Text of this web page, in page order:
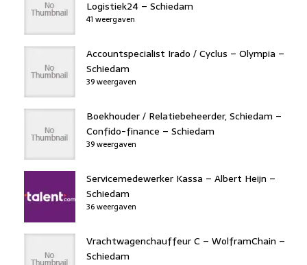
Logistiek24 – Schiedam
41 weergaven
Accountspecialist Irado / Cyclus – Olympia –
Schiedam
39 weergaven
Boekhouder / Relatiebeheerder, Schiedam –
Confido-finance – Schiedam
39 weergaven
Servicemedewerker Kassa – Albert Heijn –
Schiedam
36 weergaven
Vrachtwagenchauffeur C – WolframChain –
Schiedam